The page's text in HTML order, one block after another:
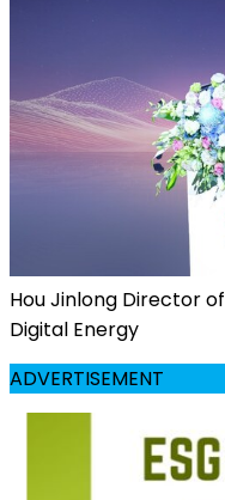
Hou Jinlong Director
Digital Energy
ADVERTISEMENT